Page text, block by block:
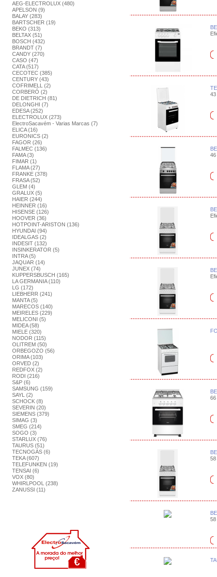
AEG-ELECTROLUX (480)
APELSON (9)
BALAY (283)
BARTSCHER (19)
BEKO (313)
BELTAX (51)
BOSCH (432)
BRANDT (7)
CANDY (270)
CASO (47)
CATA (517)
CECOTEC (385)
CENTURY (43)
COFRIMELL (2)
CORBERÓ (2)
DE DIETRICH (81)
DELONGHI (7)
EDESA (252)
ELECTROLUX (273)
ElectroSacavém - Varias Marcas (7)
ELICA (16)
EURONICS (2)
FAGOR (26)
FALMEC (136)
FAMA (3)
FIMAR (1)
FLAMA (27)
FRANKE (378)
FRASA (52)
GLEM (4)
GRALUX (5)
HAIER (244)
HEINNER (16)
HISENSE (126)
HOOVER (36)
HOTPOINT-ARISTON (136)
HYUNDAI (94)
IDEALGAS (2)
INDESIT (132)
INSINKERATOR (5)
INTRA (5)
JAQUAR (14)
JUNEX (74)
KUPPERSBUSCH (165)
LA GERMANIA (110)
LG (172)
LIEBHERR (241)
MANTA (5)
MARECOS (140)
MEIRELES (229)
MELICONI (5)
MIDEA (58)
MIELE (320)
NODOR (115)
OLITREM (50)
ORBEGOZO (56)
ORIMA (103)
ORVED (2)
REDFOX (2)
RODI (216)
S&P (6)
SAMSUNG (159)
SAYL (2)
SCHOCK (8)
SEVERIN (20)
SIEMENS (379)
SIMAG (3)
SMEG (214)
SOGO (3)
STARLUX (76)
TAURUS (51)
TECNOGÁS (6)
TEKA (607)
TELEFUNKEN (19)
TENSAI (6)
VOX (80)
WHIRLPOOL (238)
ZANUSSI (11)
43
46
66
58
58